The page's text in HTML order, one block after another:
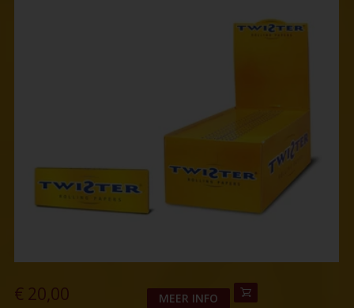
€ 20,00 MEER INFO